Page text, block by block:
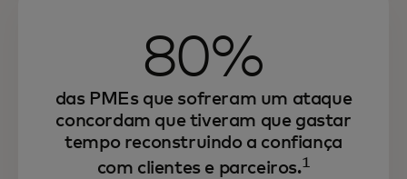
80%
das PMEs que sofreram um ataque
concordam que tiveram que gastar
tempo reconstruindo a confiança
com clientes e parceiros.1